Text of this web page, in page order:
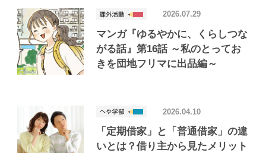
マンガ『ゆるやかに、くらしつな
がる話』第16話 ～私のとってお
きを団地フリマに出品編～
2026.07.29
「定期借家」と「普通借家」の違
いとは？借り主から見たメリット
2026.04.10